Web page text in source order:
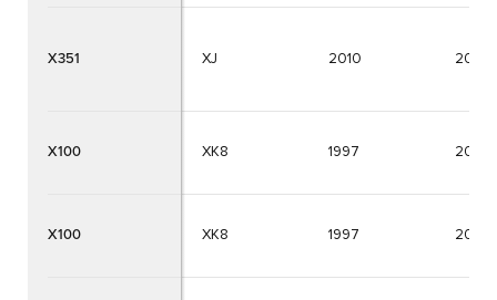
XJ 2010 2019
XK8 1997 2006
XK8 1997 2006
X351
X100
X100